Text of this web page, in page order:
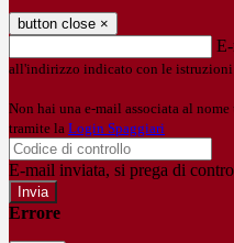
button close ×
all'indirizzo indicato con le istruzioni
Non hai una e-mail associata al
tramite la Login Spaggiari
E-mail inviata, si prega di
Errore